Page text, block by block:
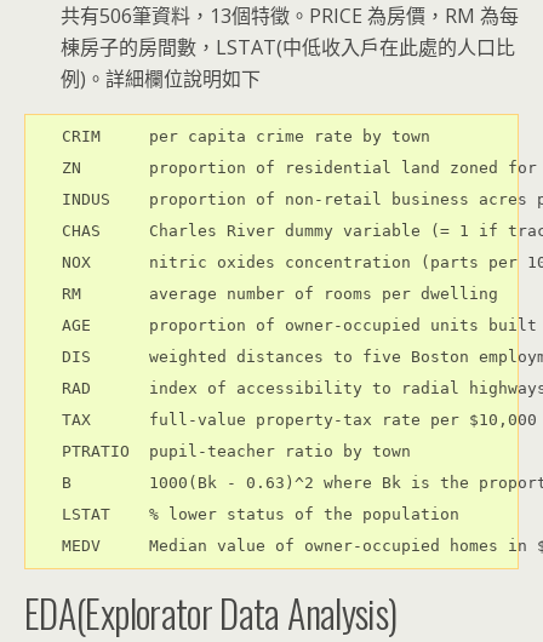
共有506筆資料，13個特徵。PRICE 為房價，RM 為每
棟房子的房間數，LSTAT(中低收入戶在此處的人口比
例)。詳細欄位說明如下
CRIM     per capita crime rate by town
ZN       proportion of residential land zoned
INDUS    proportion of non-retail business acres
CHAS     Charles River dummy variable (= 1 if
NOX      nitric oxides concentration (parts per
RM       average number of rooms per dwelling
AGE      proportion of owner-occupied units
DIS      weighted distances to five Boston
RAD      index of accessibility to radial
TAX      full-value property-tax rate per $10,000
PTRATIO  pupil-teacher ratio by town
B        1000(Bk - 0.63)^2 where Bk is the
LSTAT    % lower status of the population
EDA(Explorator Data Analysis)